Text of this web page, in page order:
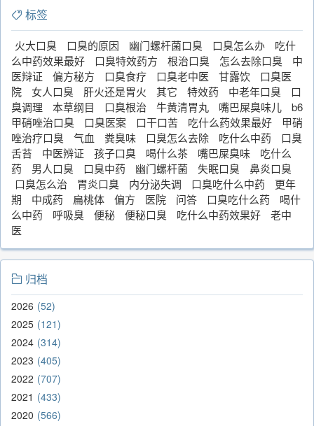
标签
火大口臭 口臭的原因 幽门螺杆菌口臭 口臭怎么办
吃什
么中药效果最好
口臭特效药方 根治口臭 怎么去除口臭
中
医辩证
偏方秘方 口臭食疗 口臭老中医 甘露饮
口臭医
院
女人口臭 肝火还是胃火 其它 特效药 中老年口臭
口
臭调理
本草纲目 口臭根治 牛黄清胃丸 嘴巴屎臭味儿
b6
甲硝唑治口臭
口臭医案 口干口苦 吃什么药效果最好
甲硝
唑治疗口臭
气血 粪臭味 口臭怎么去除 吃什么中药
口臭
舌苔
中医辨证 孩子口臭 喝什么茶 嘴巴屎臭味
吃什么
药
男人口臭 口臭中药 幽门螺杆菌 失眠口臭
鼻炎口臭
口臭怎么治
胃炎口臭 内分泌失调 口臭吃什么中药
更年
期
中成药 扁桃体 偏方 医院 问答 口臭吃什么药
喝什
么中药
呼吸臭 便秘 便秘口臭 吃什么中药效果好
老中
医
归档
2026 52
2025 121
2024 314
2023 405
2022 707
2021
433
2020 566